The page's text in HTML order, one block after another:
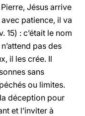
Jésus arrive
patience, il va
15) : c’était le nom
pas des
il les crée. Il
sans
ou limites.
déception pour
et l’inviter à